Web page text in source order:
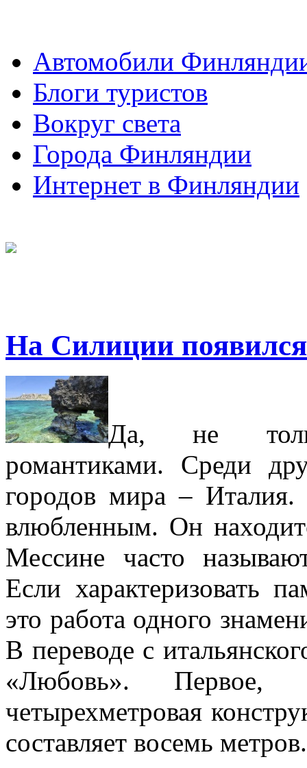
Автомобили
Блоги туристов
Вокруг света
Города Финляндии
Интернет в Финляндии
На Силиции
Да, не
романтиками. Среди
городов мира –
влюбленным. Он
Мессине часто
Если характеризовать
это работа одного
В переводе с
«Любовь». Первое,
четырехметровая
составляет восемь метров.